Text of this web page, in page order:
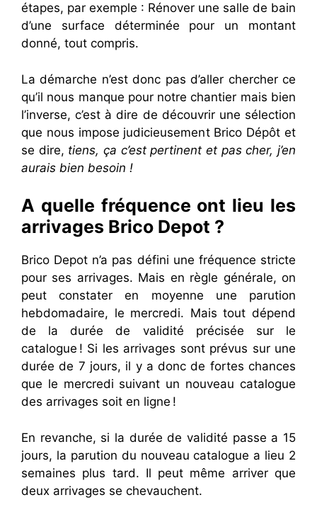
étapes, par exemple : Rénover une salle de bain
d’une surface déterminée pour un montant
donné, tout compris.
La démarche n’est donc pas d’aller chercher ce
qu’il nous manque pour notre chantier mais bien
l’inverse, c’est à dire de découvrir une sélection
que nous impose judicieusement Brico Dépôt et
se dire, tiens, ça c’est pertinent et pas cher, j’en
aurais bien besoin !
A quelle fréquence ont lieu les
arrivages Brico Depot ?
Brico Depot n’a pas défini une fréquence stricte
pour ses arrivages. Mais en règle générale, on
peut constater en moyenne une parution
hebdomadaire, le mercredi. Mais tout dépend
de la durée de validité précisée sur le
catalogue ! Si les arrivages sont prévus sur une
durée de 7 jours, il y a donc de fortes chances
que le mercredi suivant un nouveau catalogue
des arrivages soit en ligne !
En revanche, si la durée de validité passe a 15
jours, la parution du nouveau catalogue a lieu 2
semaines plus tard. Il peut même arriver que
deux arrivages se chevauchent.